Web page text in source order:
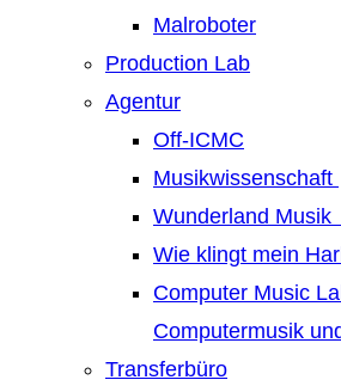
Malroboter
Production Lab
Agentur
Off-ICMC
Musikwissenschaft
Wunderland Musik
Wie klingt mein
Computer Music
Computermusik
Transferbüro